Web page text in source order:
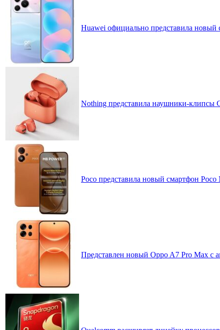
Huawei официально представила
Nothing представила наушники-клипсы
Poco представила новый смартфон
Представлен новый Oppo A7 Pro Max с